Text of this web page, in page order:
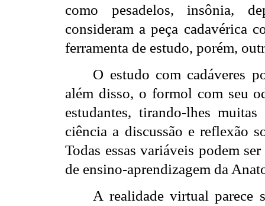
como pesadelos, insônia,
consideram a peça cadavérica
ferramenta de estudo, porém,
O estudo com cadáveres
além disso, o formol com seu
estudantes, tirando-lhes
ciência a discussão e reflexão
Todas essas variáveis podem
de ensino-aprendizagem da
A realidade virtual parece